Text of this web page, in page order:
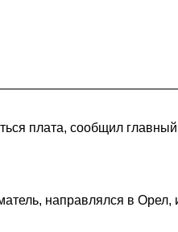
плата, сообщил главный
направлялся в Орел,